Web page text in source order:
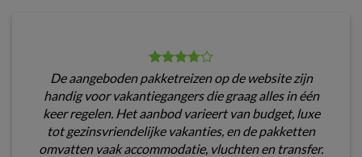
De aangeboden pakketreizen op de website zijn
handig voor vakantiegangers die graag alles in één
keer regelen. Het aanbod varieert van budget, luxe
tot gezinsvriendelijke vakanties, en de pakketten
omvatten vaak accommodatie, vluchten en transfer.